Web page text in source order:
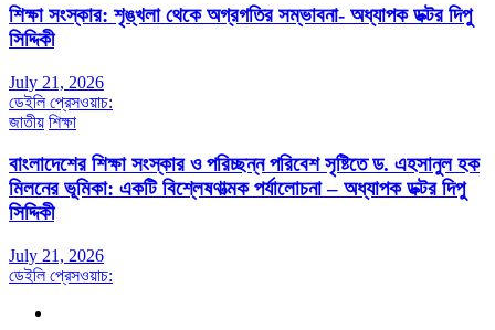
শিক্ষা সংস্কার: শৃঙ্খলা থেকে অগ্রগতির সম্ভাবনা- অধ্যাপক ডক্টর দিপু
সিদ্দিকী
July 21, 2026
ডেইলি প্রেসওয়াচ:
জাতীয় শিক্ষা
বাংলাদেশের শিক্ষা সংস্কার ও পরিচ্ছন্ন পরিবেশ সৃষ্টিতে ড. এহসানুল হক
মিলনের ভূমিকা: একটি বিশ্লেষণাত্মক পর্যালোচনা – অধ্যাপক ডক্টর দিপু
সিদ্দিকী
July 21, 2026
ডেইলি প্রেসওয়াচ: